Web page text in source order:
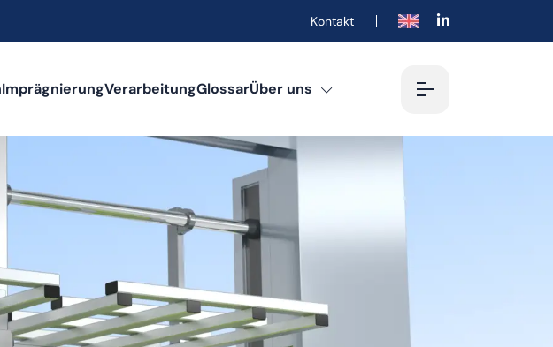
Kontakt
English
ImprägnierungVerarbeitungGlossarÜber uns